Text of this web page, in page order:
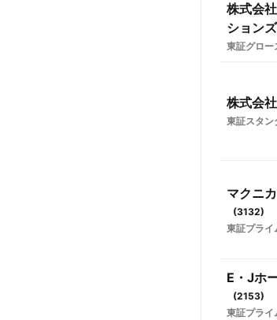
株式会
ションズ
東証グロー
株式会
東証スタン
マクニ
(3132)
東証プライ
E・Jホ
(2153)
東証プライ